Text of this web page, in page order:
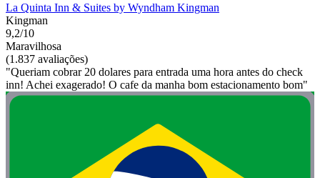
La Quinta Inn & Suites by Wyndham Kingman
Kingman
9,2/10
Maravilhosa
(1.837 avaliações)
"Queriam cobrar 20 dolares para entrada uma hora antes do check
inn! Achei exagerado! O cafe da manha bom estacionamento bom"